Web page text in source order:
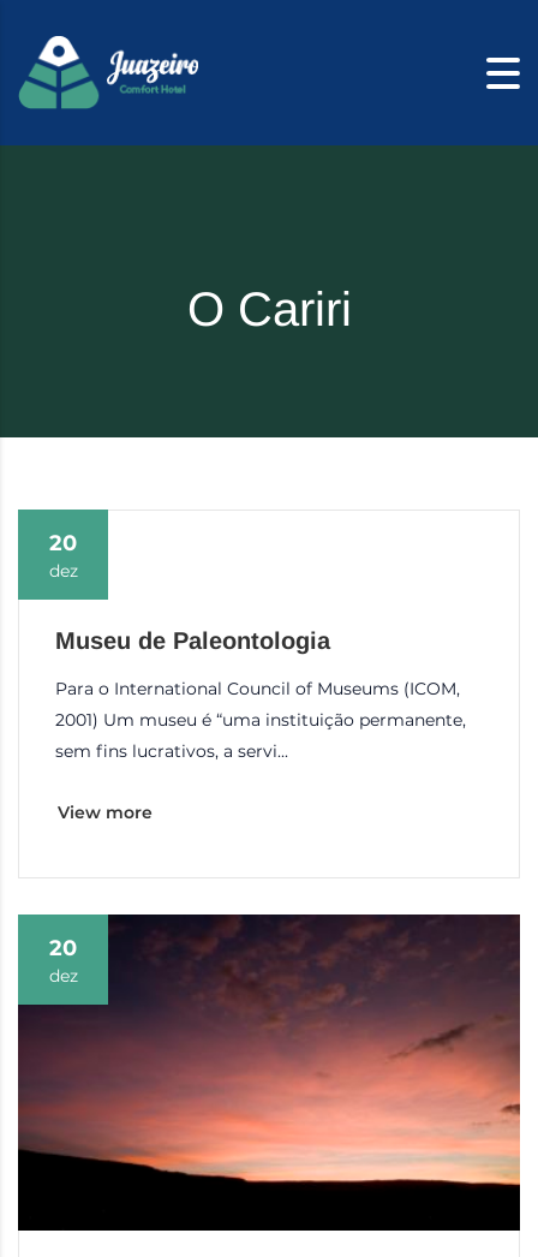
O Cariri
20
dez
Museu de Paleontologia
Para o International Council of Museums (ICOM,
2001) Um museu é “uma instituição permanente,
sem fins lucrativos, a servi...
View more
20
dez